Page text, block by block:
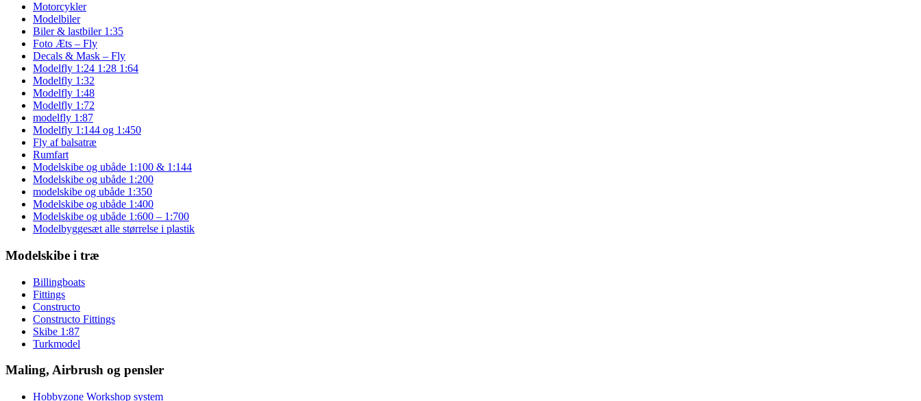
Motorcykler
Modelbiler
Biler & lastbiler 1:35
Foto Æts – Fly
Decals & Mask – Fly
Modelfly 1:24 1:28 1:64
Modelfly 1:32
Modelfly 1:48
Modelfly 1:72
modelfly 1:87
Modelfly 1:144 og 1:450
Fly af balsatræ
Rumfart
Modelskibe og ubåde 1:100 & 1:144
Modelskibe og ubåde 1:200
modelskibe og ubåde 1:350
Modelskibe og ubåde 1:400
Modelskibe og ubåde 1:600 – 1:700
Modelbyggesæt alle størrelse i plastik
Modelskibe i træ
Billingboats
Fittings
Constructo
Constructo Fittings
Skibe 1:87
Turkmodel
Maling, Airbrush og pensler
Hobbyzone Workshop system